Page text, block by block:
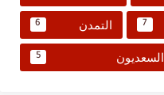
7 التمدن 6
السعديون 5